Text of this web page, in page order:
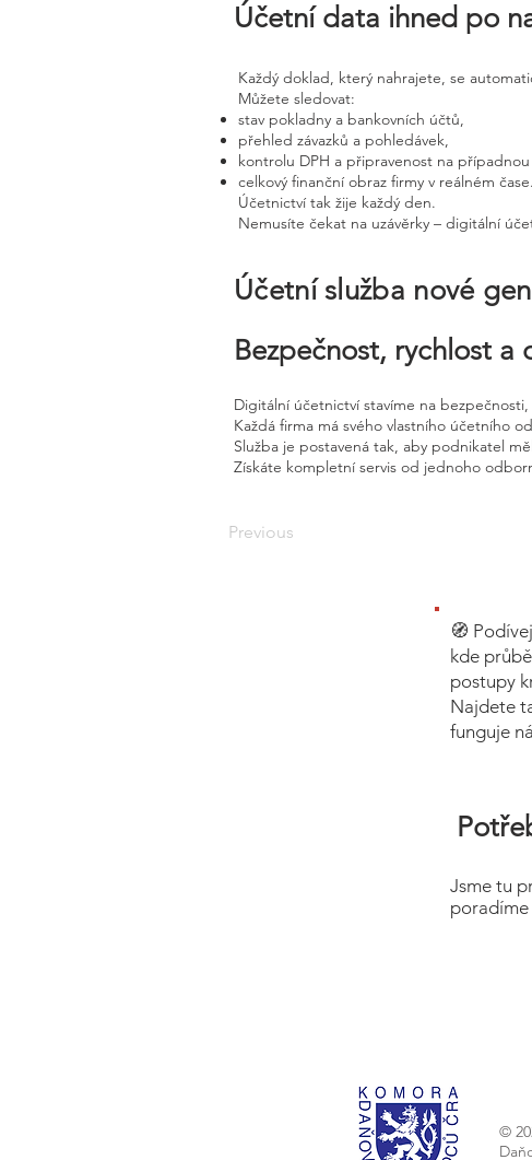
Účetní data ihned po
Každý doklad, který nahrajete, se
Můžete sledovat:
stav pokladny a bankovních účtů,
přehled závazků a pohledávek,
kontrolu DPH a připravenost na
celkový finanční obraz firmy v reálném čase.
Účetnictví tak žije každý den.
Nemusíte čekat na uzávěrky – digitální
Účetní služba nové
Bezpečnost, rychlost
Digitální účetnictví stavíme na
Každá firma má svého vlastního účetního
Služba je postavená tak, aby podnikatel
Získáte kompletní servis od jednoho
Previous
🧭
kde
postupy
Najdete
funguje
Jsme tu
poradíme
©